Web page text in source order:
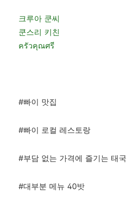
크루아 쿤씨
쿤스리 키친
ครัวคุณศรี
#빠이 맛집
#빠이 로컬 레스토랑
#부담 없는 가격에 즐기는 태
#대부분 메뉴 40밧